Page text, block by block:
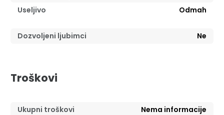
Useljivo
Odmah
Dozvoljeni ljubimci Ne
Troškovi
Ukupni troškovi Nema informacije